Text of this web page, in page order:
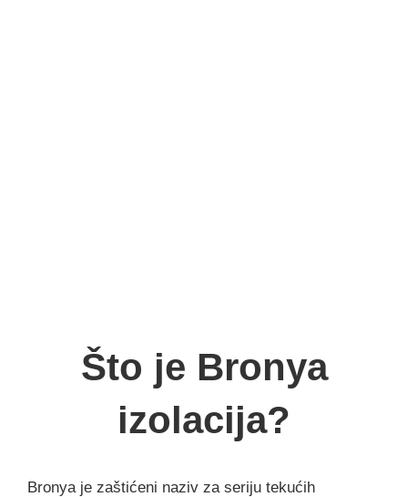
Što je Bronya
izolacija?
Bronya je zaštićeni naziv za seriju tekućih